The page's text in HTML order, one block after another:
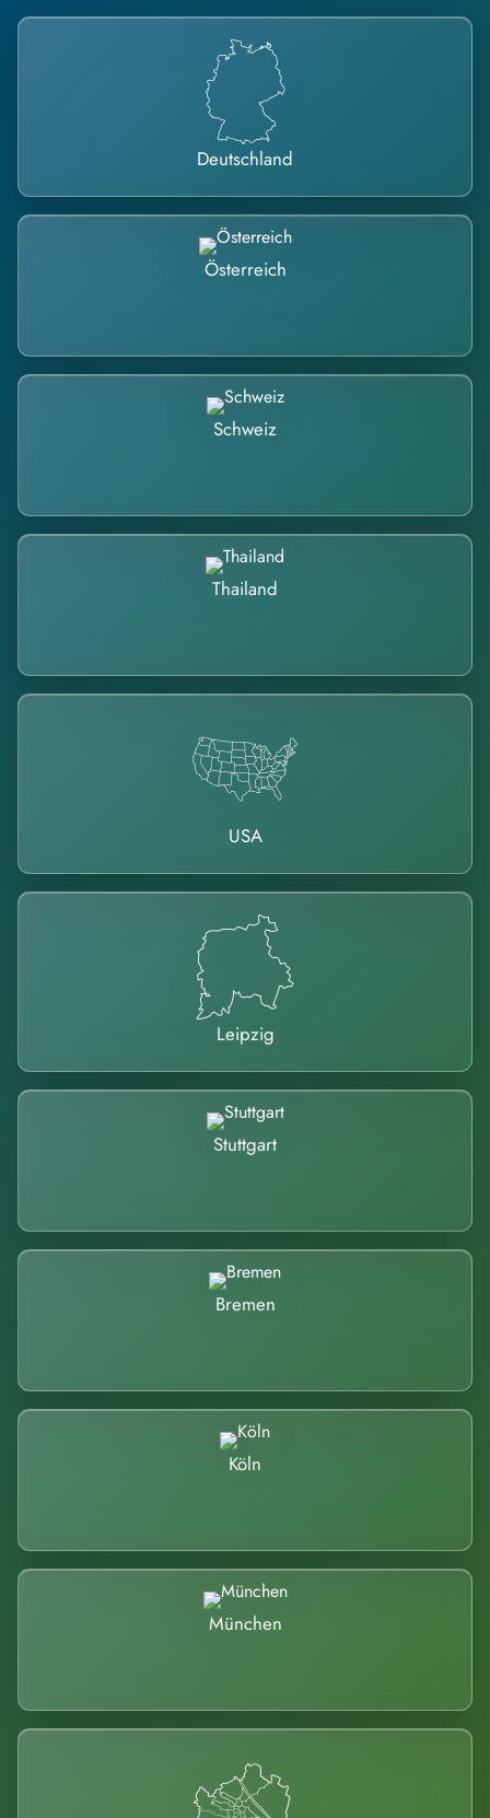
Deutschland
Österreich
Schweiz
Thailand
USA
Leipzig
Stuttgart
Bremen
Köln
München